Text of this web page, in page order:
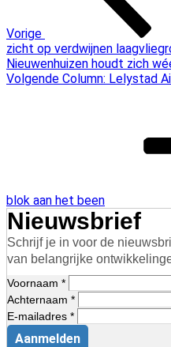
Vorige
zicht op verdwijnen
Nieuwenhuizen houdt zich
Volgend
Volgende Column: Lelystad
blok aan het been
Nieuwsbrief
Schrijf je in voor de
van belangrijke
Voornaam *
Achternaam *
E-mailadres *
Aanmelden